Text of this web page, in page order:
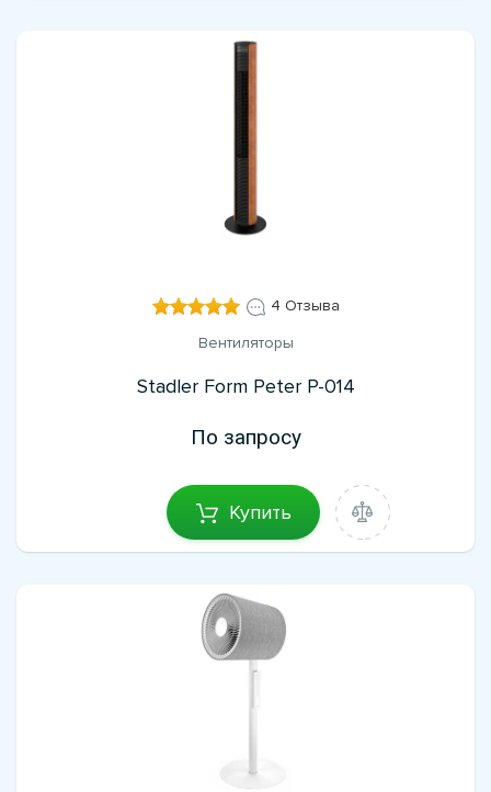
4 Отзыва
Вентиляторы
Stadler Form Peter P-014
По запросу
Купить